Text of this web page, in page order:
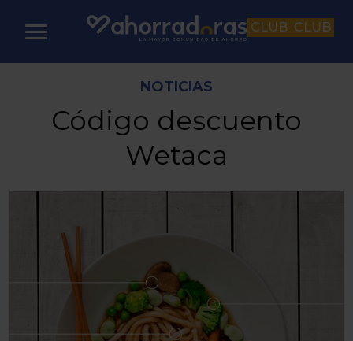
CLUB CLUB
NOTICIAS
Código descuento
Wetaca